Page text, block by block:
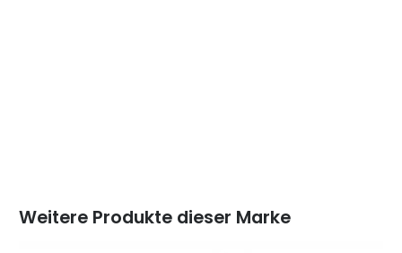
Weitere Produkte dieser Marke